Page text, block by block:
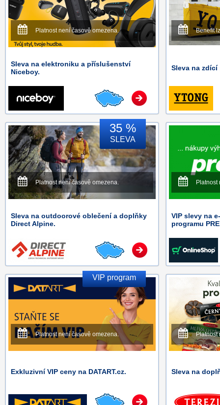
Platnost není časově omezena.
Sleva na elektroniku a příslušenství
Niceboy.
Benefit
Sleva na zdící
35 %
SLEVA
Platnost není časově omezena.
Sleva na outdoorové oblečení a doplňky
Direct Alpine.
Platnost
VIP slevy na
programu
VIP program
Platnost není časově omezena.
Exkluzivní VIP ceny na DATART.cz.
Platnost
Sleva na